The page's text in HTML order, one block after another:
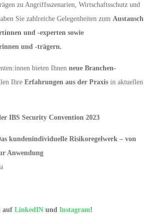
zu Angriffsszenarien, Wirtschaftsschutz und
Sie zahlreiche Gelegenheiten zum Austausch
und -experten sowie
und -trägern.
bieten Ihnen neue Branchen-
Ihre Erfahrungen aus der Praxis in aktuellen
IBS Security Convention 2023
kundenindividuelle Risikoregelwerk – von
Anwendung
auf LinkedIN und Instagram!